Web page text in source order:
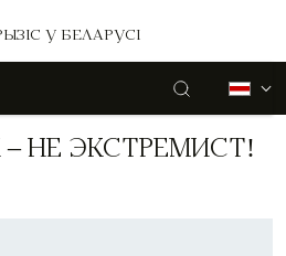
У БЕЛАРУСІ
НЕ ЭКСТРЕМИСТ!